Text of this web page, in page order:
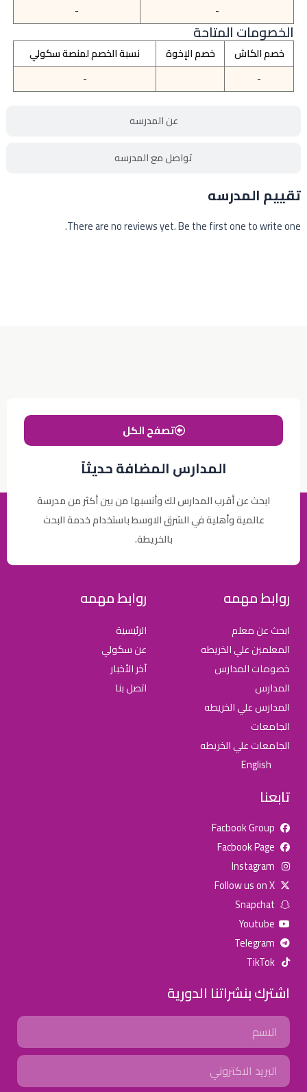
عن المدرسه
تواصل مع المدرسه
-
-
الخصومات المتاحة
خصم الكاش خصم الإخوة
نسبة الخصم لمنصة سكولي
-
-
تقييم المدرسه
There are no reviews yet. Be the first one to write one.
المدارس المضافة حديثاً
ابحث عن أقرب المدارس لك وأنسبها من بين أكثر من مدرسة
عالمية وأهلية في الشرق الاوسط باستخدام خدمة البحث
بالخريطة.
تصفح الكل
روابط مهمه
ابحث عن معلم
المعلمين علي الخريطه
خصومات المدارس
المدارس
المدارس علي الخريطه
الجامعات
الجامعات علي الخريطه
English
روابط مهمه
الرئيسية
عن سكولي
آخر الأخبار
اتصل بنا
تابعنا
Facbook Group
Facbook Page
Instagram
Follow us on X
Snapchat
Youtube
Telegram
TikTok
اشترك بنشراتنا الدورية
Name
Email
للإعلان على منصة سكولي وجروب مدارس عالمية وأهلية يشرفنا
جروب فيسبوك
تويتر (X) سناب شات يوتيوب